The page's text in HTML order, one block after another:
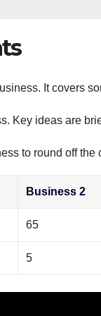
It covers
Key ideas are
to round off the
Business 2
65
5